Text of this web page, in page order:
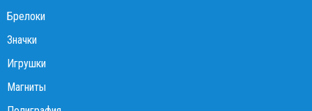
Брелоки
Значки
Игрушки
Магниты